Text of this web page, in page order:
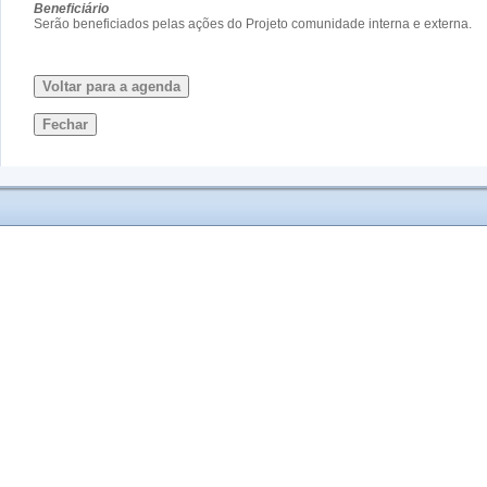
Beneficiário
Serão beneficiados pelas ações do Projeto comunidade interna e externa.
Voltar para a agenda
Fechar